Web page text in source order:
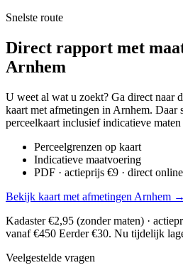
Snelste route
Direct rapport met
Arnhem
U weet al wat u zoekt? Ga direct naar
kaart met afmetingen in Arnhem. Daar
perceelkaart inclusief indicatieve maten
Perceelgrenzen op kaart
Indicatieve maatvoering
PDF · actieprijs €9 · direct online
Bekijk kaart met afmetingen Arnhem →
Kadaster €2,95 (zonder maten) ·
vanaf €450 Eerder €30. Nu tijdelijk
Veelgestelde vragen